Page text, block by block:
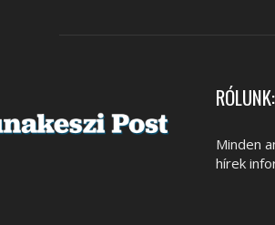
RÓLUNK:
Minden
hírek